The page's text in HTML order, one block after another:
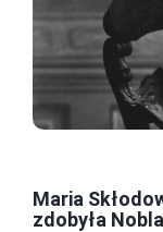
Maria
zdobyła